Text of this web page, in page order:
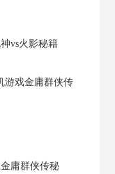
vs火影秘籍
庸群侠传秘